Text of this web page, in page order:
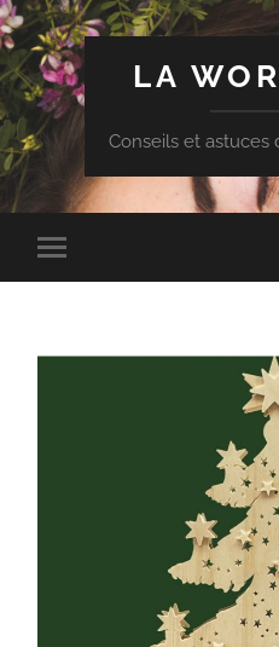
LA
Conseils et astuces
Toggle
mobile